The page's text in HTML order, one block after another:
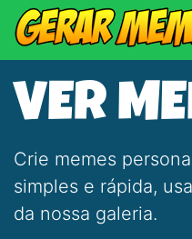
VER
Crie memes
simples e rápida,
da nossa galeria.